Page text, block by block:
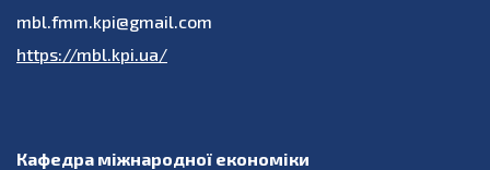
mbl.fmm.kpi@gmail.com
https://mbl.kpi.ua/
Кафедра міжнародної економіки